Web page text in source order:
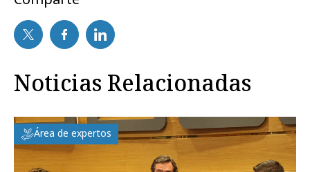
Noticias Relacionadas
Área de expertos